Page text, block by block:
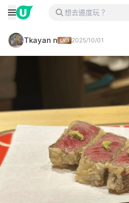
Tkayan n 2025/10/01